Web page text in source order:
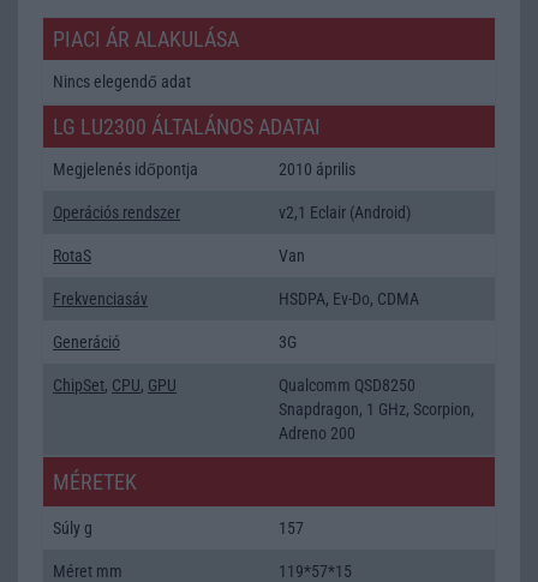
PIACI ÁR ALAKULÁSA
Nincs elegendő adat
LG LU2300 ÁLTALÁNOS ADATAI
Megjelenés időpontja 2010 április
Operációs rendszer v2,1 Eclair (Android)
RotaS Van
Frekvenciasáv HSDPA, Ev-Do, CDMA
Generáció 3G
ChipSet, CPU, GPU
Qualcomm QSD8250
Snapdragon, 1 GHz, Scorpion,
Adreno 200
MÉRETEK
Súly g 157
Méret mm 119*57*15